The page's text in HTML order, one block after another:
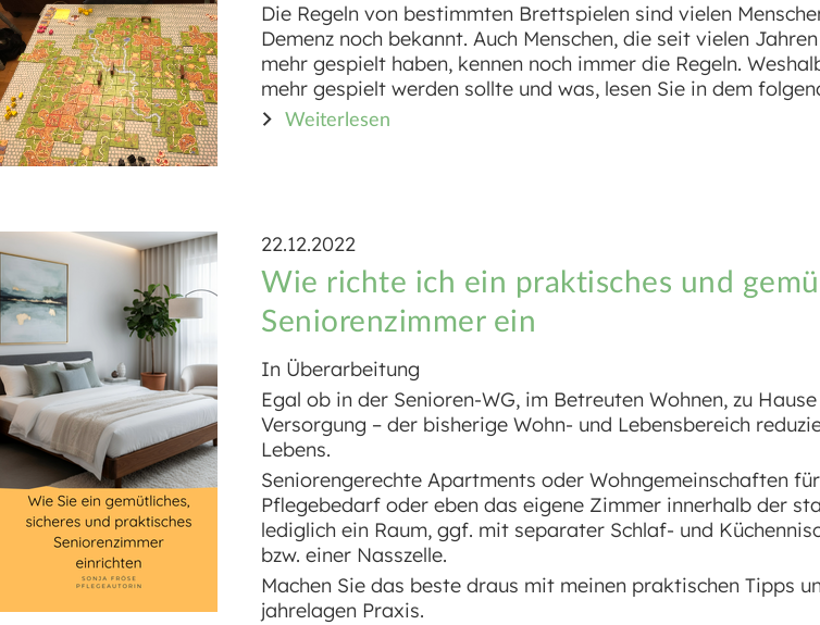
Die Regeln von bestimmten Brettspielen sind vielen
Demenz noch bekannt. Auch Menschen, die seit vielen
mehr gespielt haben, kennen noch immer die Regeln.
mehr gespielt werden sollte und was, lesen Sie in dem
Weiterlesen
22.12.2022
Wie richte ich ein praktisches und
Seniorenzimmer ein
In Überarbeitung
Egal ob in der Senioren-WG, im Betreuten Wohnen, zu
Versorgung – der bisherige Wohn- und Lebensbereich
Lebens.
Seniorengerechte Apartments oder Wohngemeinschaften
Pflegebedarf oder eben das eigene Zimmer innerhalb der
lediglich ein Raum, ggf. mit separater Schlaf- und
bzw. einer Nasszelle.
Machen Sie das beste draus mit meinen praktischen Tipps
jahrelagen Praxis.